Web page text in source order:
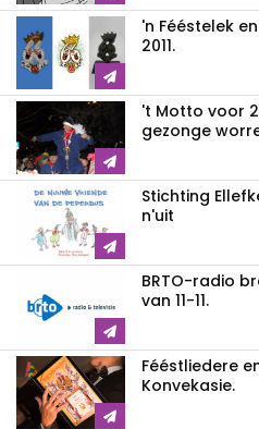
'n Fééstelek
2011.
't Motto voor
gezonge
Stichting
n'uit
BRTO-radio
van 11-11.
Fééstliedere
Konvekasie.